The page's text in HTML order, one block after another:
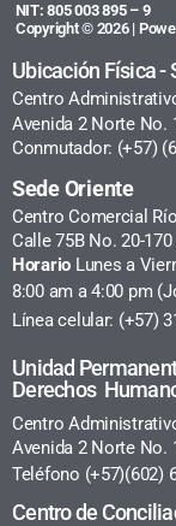
NIT: 805 003 895 – 9
Copyright © 2026 |
Ubicación Física -
Centro
Avenida 2 Norte No.
Conmutador: (+57)
Sede Oriente
Centro Comercial
Calle 75B No. 20-
Horario Lunes a
8:00 am a 4:00 pm
Línea celular: (+57)
Unidad
Derechos
Centro
Avenida 2 Norte No.
Teléfono (+57)(602)
Centro de